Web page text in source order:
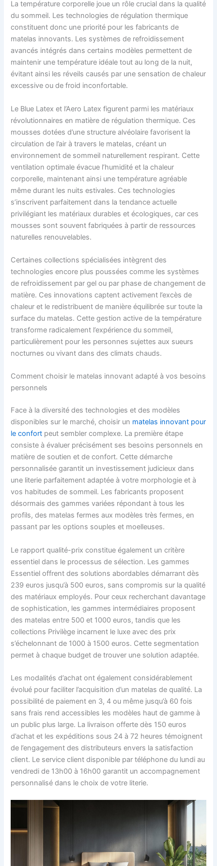
La température corporelle joue un rôle crucial dans la qualité
du sommeil. Les technologies de régulation thermique
constituent donc une priorité pour les fabricants de
matelas innovants. Les systèmes de refroidissement
avancés intégrés dans certains modèles permettent de
maintenir une température idéale tout au long de la nuit,
évitant ainsi les réveils causés par une sensation de chaleur
excessive ou de froid inconfortable.
Le Blue Latex et l’Aero Latex figurent parmi les matériaux
révolutionnaires en matière de régulation thermique. Ces
mousses dotées d’une structure alvéolaire favorisent la
circulation de l’air à travers le matelas, créant un
environnement de sommeil naturellement respirant. Cette
ventilation optimale évacue l’humidité et la chaleur
corporelle, maintenant ainsi une température agréable
même durant les nuits estivales. Ces technologies
s’inscrivent parfaitement dans la tendance actuelle
privilégiant les matériaux durables et écologiques, car ces
mousses sont souvent fabriquées à partir de ressources
naturelles renouvelables.
Certaines collections spécialisées intègrent des
technologies encore plus poussées comme les systèmes
de refroidissement par gel ou par phase de changement de
matière. Ces innovations captent activement l’excès de
chaleur et le redistribuent de manière équilibrée sur toute la
surface du matelas. Cette gestion active de la température
transforme radicalement l’expérience du sommeil,
particulièrement pour les personnes sujettes aux sueurs
nocturnes ou vivant dans des climats chauds.
Comment choisir le matelas innovant adapté à vos besoins
personnels
Face à la diversité des technologies et des modèles
disponibles sur le marché, choisir un matelas innovant pour
le confort peut sembler complexe. La première étape
consiste à évaluer précisément ses besoins personnels en
matière de soutien et de confort. Cette démarche
personnalisée garantit un investissement judicieux dans
une literie parfaitement adaptée à votre morphologie et à
vos habitudes de sommeil. Les fabricants proposent
désormais des gammes variées répondant à tous les
profils, des matelas fermes aux modèles très fermes, en
passant par les options souples et moelleuses.
Le rapport qualité-prix constitue également un critère
essentiel dans le processus de sélection. Les gammes
Essentiel offrent des solutions abordables démarrant dès
239 euros jusqu’à 500 euros, sans compromis sur la qualité
des matériaux employés. Pour ceux recherchant davantage
de sophistication, les gammes intermédiaires proposent
des matelas entre 500 et 1000 euros, tandis que les
collections Privilège incarnent le luxe avec des prix
s’échelonnant de 1000 à 1500 euros. Cette segmentation
permet à chaque budget de trouver une solution adaptée.
Les modalités d’achat ont également considérablement
évolué pour faciliter l’acquisition d’un matelas de qualité. La
possibilité de paiement en 3, 4 ou même jusqu’à 60 fois
sans frais rend accessibles les modèles haut de gamme à
un public plus large. La livraison offerte dès 150 euros
d’achat et les expéditions sous 24 à 72 heures témoignent
de l’engagement des distributeurs envers la satisfaction
client. Le service client disponible par téléphone du lundi au
vendredi de 13h00 à 16h00 garantit un accompagnement
personnalisé dans le choix de votre literie.